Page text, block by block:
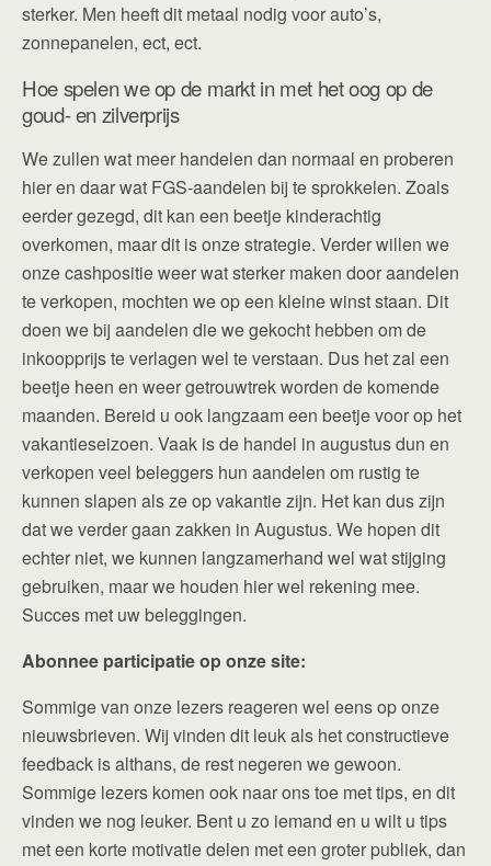
sterker. Men heeft dit metaal nodig voor auto’s,
zonnepanelen, ect, ect.
Hoe spelen we op de markt in met het oog op de
goud- en zilverprijs
We zullen wat meer handelen dan normaal en proberen
hier en daar wat FGS-aandelen bij te sprokkelen. Zoals
eerder gezegd, dit kan een beetje kinderachtig
overkomen, maar dit is onze strategie. Verder willen we
onze cashpositie weer wat sterker maken door aandelen
te verkopen, mochten we op een kleine winst staan. Dit
doen we bij aandelen die we gekocht hebben om de
inkoopprijs te verlagen wel te verstaan. Dus het zal een
beetje heen en weer getrouwtrek worden de komende
maanden. Bereid u ook langzaam een beetje voor op het
vakantieseizoen. Vaak is de handel in augustus dun en
verkopen veel beleggers hun aandelen om rustig te
kunnen slapen als ze op vakantie zijn. Het kan dus zijn
dat we verder gaan zakken in Augustus. We hopen dit
echter niet, we kunnen langzamerhand wel wat stijging
gebruiken, maar we houden hier wel rekening mee.
Succes met uw beleggingen.
Abonnee participatie op onze site:
Sommige van onze lezers reageren wel eens op onze
nieuwsbrieven. Wij vinden dit leuk als het constructieve
feedback is althans, de rest negeren we gewoon.
Sommige lezers komen ook naar ons toe met tips, en dit
vinden we nog leuker. Bent u zo iemand en u wilt u tips
met een korte motivatie delen met een groter publiek, dan